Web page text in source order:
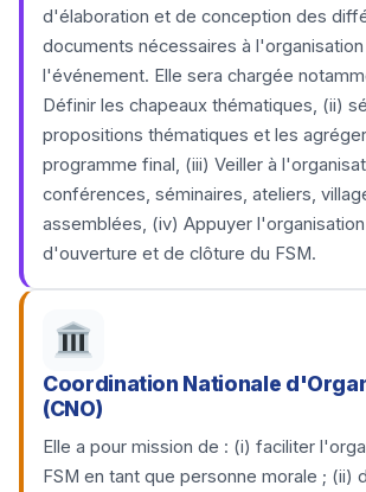
d'élaboration et de conception des
documents nécessaires à
l'événement. Elle sera chargée
Définir les chapeaux thématiques, (ii)
propositions thématiques et les
programme final, (iii) Veiller à
conférences, séminaires, ateliers,
assemblées, (iv) Appuyer
d'ouverture et de clôture du FSM.
Coordination Nationale
(CNO)
Elle a pour mission de : (i) faciliter
FSM en tant que personne morale ; (ii)